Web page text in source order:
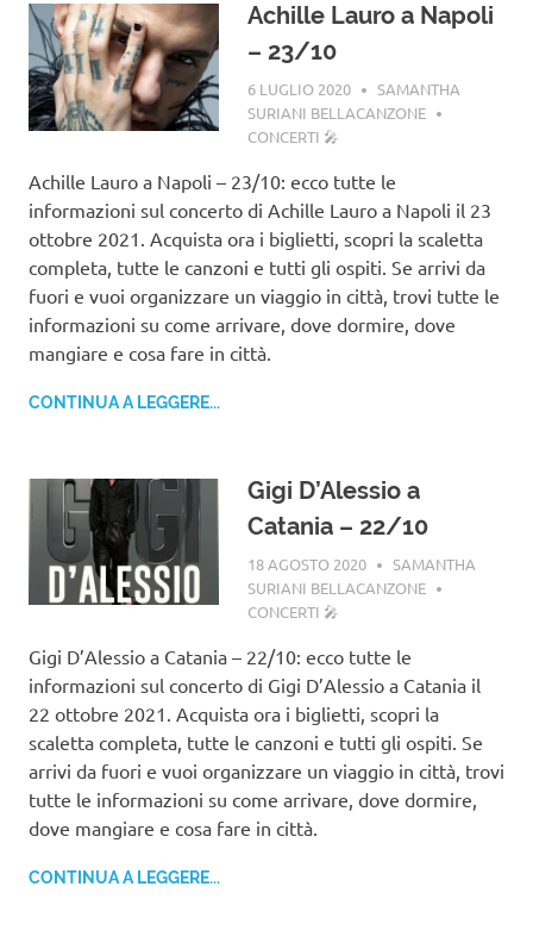
Achille Lauro a Napoli
– 23/10
6 LUGLIO 2020
SAMANTHA
SURIANI BELLACANZONE
CONCERTI 🎤
Achille Lauro a Napoli – 23/10: ecco tutte le
informazioni sul concerto di Achille Lauro a Napoli il 23
ottobre 2021. Acquista ora i biglietti, scopri la scaletta
completa, tutte le canzoni e tutti gli ospiti. Se arrivi da
fuori e vuoi organizzare un viaggio in città, trovi tutte le
informazioni su come arrivare, dove dormire, dove
mangiare e cosa fare in città.
CONTINUA A LEGGERE...
Gigi D’Alessio a
Catania – 22/10
18 AGOSTO 2020
SAMANTHA
SURIANI BELLACANZONE
CONCERTI 🎤
Gigi D’Alessio a Catania – 22/10: ecco tutte le
informazioni sul concerto di Gigi D’Alessio a Catania il
22 ottobre 2021. Acquista ora i biglietti, scopri la
scaletta completa, tutte le canzoni e tutti gli ospiti. Se
arrivi da fuori e vuoi organizzare un viaggio in città, trovi
tutte le informazioni su come arrivare, dove dormire,
dove mangiare e cosa fare in città.
CONTINUA A LEGGERE...